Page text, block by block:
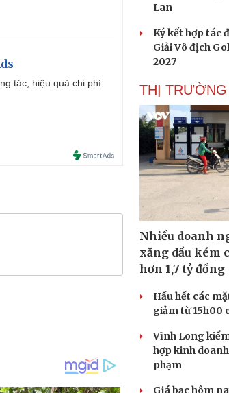
tác, hiệu quả chi phí.
Lan
Ký kết hợp tác
Giải Vô địch
2027
THỊ TRƯỜNG
Nhiều doanh
xăng dầu kém
hơn 1,7 tỷ đồng
Hầu hết các
giảm từ 15h00
Vĩnh Long
hợp kinh
phạm
Giá bạc hôm